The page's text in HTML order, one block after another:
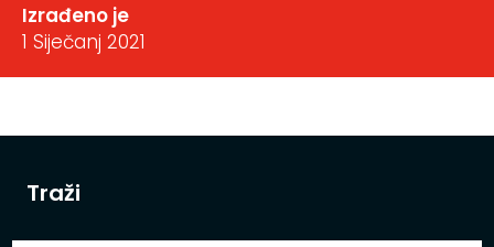
Traži
Izrađeno je
1 Siječanj 2021